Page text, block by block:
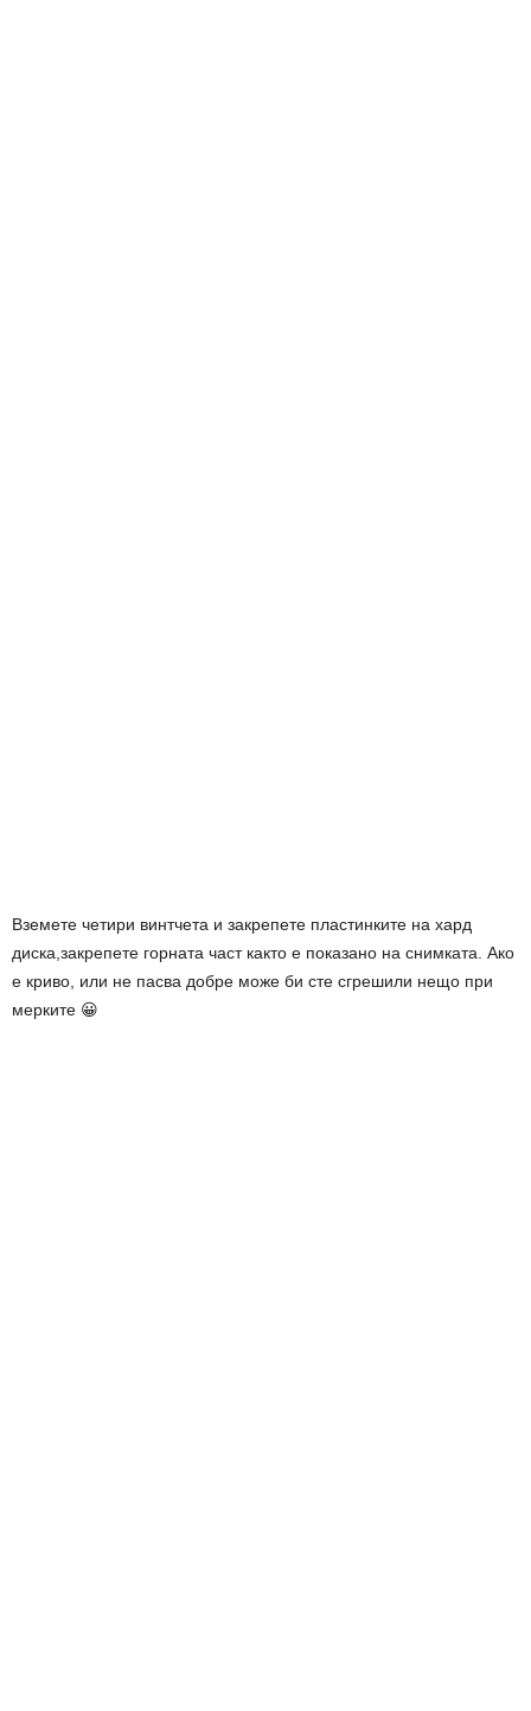
Вземете четири винтчета и закрепете пластинките на хард
диска,закрепете горната част както е показано на снимката. Ако
е криво, или не пасва добре може би сте сгрешили нещо при
мерките 😀